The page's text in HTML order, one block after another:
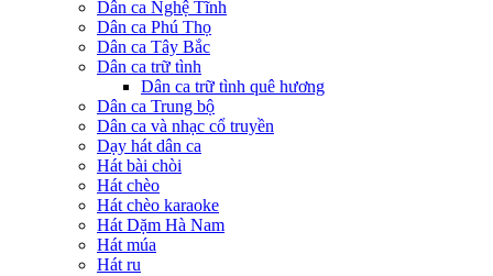
Dân ca Nghệ Tĩnh
Dân ca Phú Thọ
Dân ca Tây Bắc
Dân ca trữ tình
Dân ca trữ tình quê hương
Dân ca Trung bộ
Dân ca và nhạc cổ truyền
Dạy hát dân ca
Hát bài chòi
Hát chèo
Hát chèo karaoke
Hát Dặm Hà Nam
Hát múa
Hát ru